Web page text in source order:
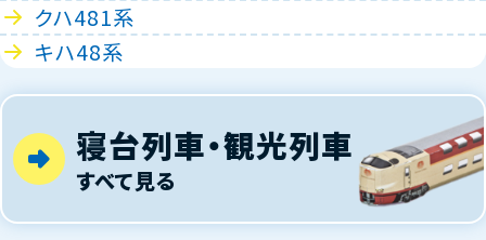
クハ481系
キハ48系
寝台列車・観光列車
すべて見る